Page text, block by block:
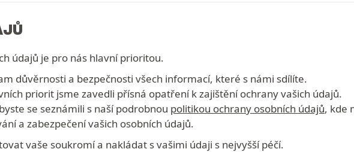
údajů je pro nás hlavní prioritou.
důvěrnosti a bezpečnosti všech informací, které s námi sdílíte.
priorit jsme zavedli přísná opatření k zajištění ochrany vašich údajů.
se seznámili s naší podrobnou politikou ochrany osobních údajů, kde
a zabezpečení vašich osobních údajů.
vaše soukromí a nakládat s vašimi údaji s nejvyšší péčí.